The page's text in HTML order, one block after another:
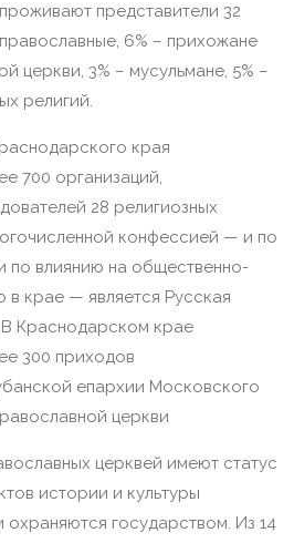
представители 32
6% – прихожане
церкви, 3% – мусульмане, 5% –
религий.
края
700 организаций,
28 религиозных
конфессией — и по
по влиянию на общественно-
в крае — является Русская
В Краснодарском крае
300 приходов
епархии Московского
церкви
церквей имеют статус
истории и культуры
государством. Из 14